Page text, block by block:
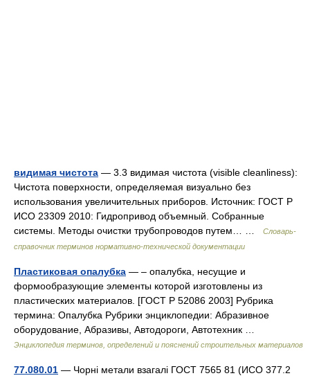
видимая чистота — 3.3 видимая чистота (visible cleanliness):
Чистота поверхности, определяемая визуально без
использования увеличительных приборов. Источник: ГОСТ Р
ИСО 23309 2010: Гидропривод объемный. Собранные
системы. Методы очистки трубопроводов путем… …
Словарь-
справочник терминов нормативно-технической документации
Пластиковая опалубка — – опалубка, несущие и
формообразующие элементы которой изготовлены из
пластических материалов. [ГОСТ Р 52086 2003] Рубрика
термина: Опалубка Рубрики энциклопедии: Абразивное
оборудование, Абразивы, Автодороги, Автотехник …
Энциклопедия терминов, определений и пояснений строительных материалов
77.080.01 — Чорні метали взагалі ГОСТ 7565 81 (ИСО 377.2